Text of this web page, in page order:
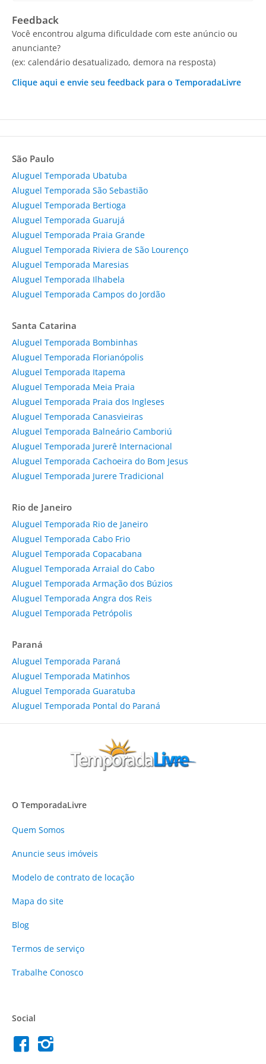
Feedback
Você encontrou alguma dificuldade com este anúncio ou
anunciante?
(ex: calendário desatualizado, demora na resposta)
Clique aqui e envie seu feedback para o TemporadaLivre
São Paulo
Aluguel Temporada Ubatuba
Aluguel Temporada São Sebastião
Aluguel Temporada Bertioga
Aluguel Temporada Guarujá
Aluguel Temporada Praia Grande
Aluguel Temporada Riviera de São Lourenço
Aluguel Temporada Maresias
Aluguel Temporada Ilhabela
Aluguel Temporada Campos do Jordão
Santa Catarina
Aluguel Temporada Bombinhas
Aluguel Temporada Florianópolis
Aluguel Temporada Itapema
Aluguel Temporada Meia Praia
Aluguel Temporada Praia dos Ingleses
Aluguel Temporada Canasvieiras
Aluguel Temporada Balneário Camboriú
Aluguel Temporada Jurerê Internacional
Aluguel Temporada Cachoeira do Bom Jesus
Aluguel Temporada Jurere Tradicional
Rio de Janeiro
Aluguel Temporada Rio de Janeiro
Aluguel Temporada Cabo Frio
Aluguel Temporada Copacabana
Aluguel Temporada Arraial do Cabo
Aluguel Temporada Armação dos Búzios
Aluguel Temporada Angra dos Reis
Aluguel Temporada Petrópolis
Paraná
Aluguel Temporada Paraná
Aluguel Temporada Matinhos
Aluguel Temporada Guaratuba
Aluguel Temporada Pontal do Paraná
O TemporadaLivre
Quem Somos
Anuncie seus imóveis
Modelo de contrato de locação
Mapa do site
Blog
Termos de serviço
Trabalhe Conosco
Social